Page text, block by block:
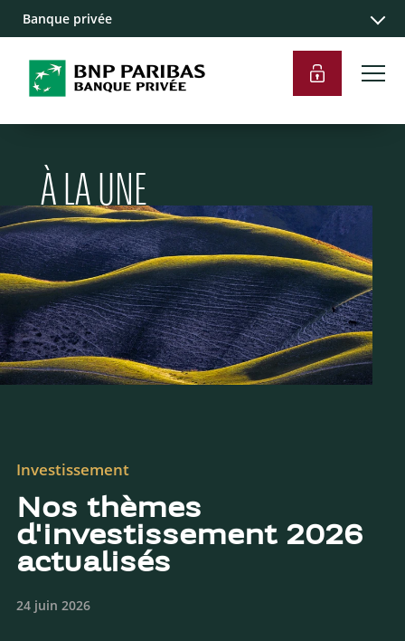
Banque privée
À LA UNE
Investissement
Nos thèmes
d'investissement 2026
actualisés
24 juin 2026